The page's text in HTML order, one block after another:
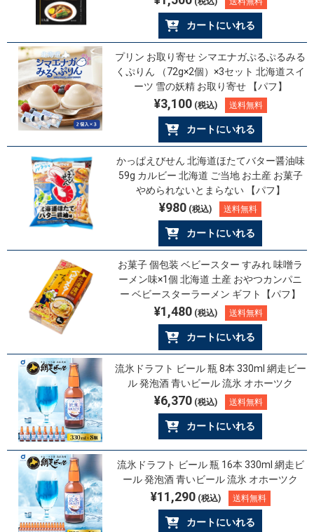
カートにいれる
プリン お取り寄せ シマエナガぷるぷるみる
くぷりん （72g×2個）×3セット 北海道スイ
ーツ 雪の妖精 お取り寄せ 【パフ】
¥3,100(税込) 送料無料
カートにいれる
かっぱえびせん 北海道ほたてバター醤油味
59g カルビー 北海道 ご当地 お土産 お菓子
やめられないとまらない 【パフ】
¥980 (税込) 送料無料
カートにいれる
お菓子 個包装 ベビースター すみれ 味噌ラ
ーメン味×1個 北海道 土産 おやつカンパニ
ー ベビースターラーメン ギフト【パフ】
¥1,480(税込) 送料無料
カートにいれる
流氷ドラフト ビール 瓶 8本 330ml 網走ビー
ル 発泡酒 青いビール 流氷 オホーツク
¥6,370(税込) 送料無料
カートにいれる
流氷ドラフト ビール 瓶 16本 330ml 網走ビ
ール 発泡酒 青いビール 流氷 オホーツク
¥11,290(税込) 送料無料
カートにいれる